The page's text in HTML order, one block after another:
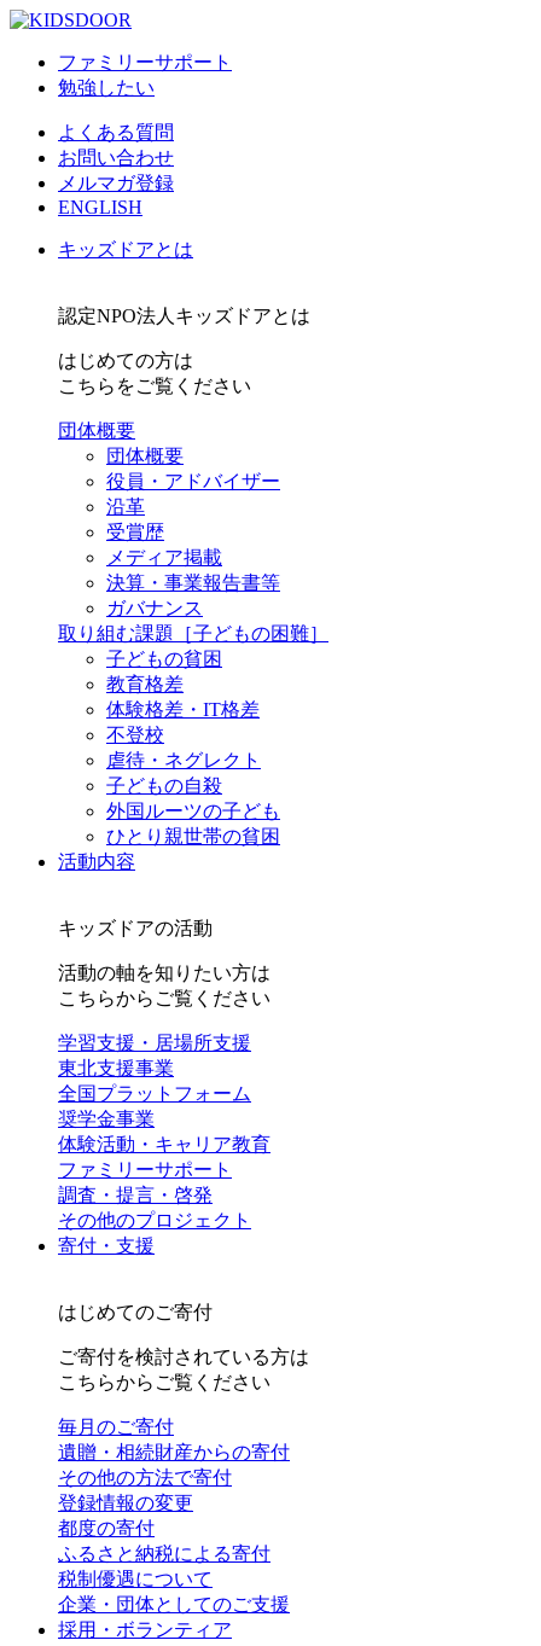
ファミリーサポート
勉強したい
よくある質問
お問い合わせ
メルマガ登録
ENGLISH
キッズドアとは
認定NPO法人キッズドアとは
はじめての方は
こちらをご覧ください
団体概要
団体概要
役員・アドバイザー
沿革
受賞歴
メディア掲載
決算・事業報告書等
ガバナンス
取り組む課題
［子どもの困難］
子どもの貧困
教育格差
体験格差・IT格差
不登校
虐待・ネグレクト
子どもの自殺
外国ルーツの子ども
ひとり親世帯の貧困
活動内容
キッズドアの活動
活動の軸を知りたい方は
こちらからご覧ください
学習支援・居場所支援
東北支援事業
全国プラットフォーム
奨学金事業
体験活動・キャリア教育
ファミリーサポート
調査・提言・啓発
その他のプロジェクト
寄付・支援
はじめてのご寄付
ご寄付を検討されている方は
こちらからご覧ください
毎月のご寄付
遺贈・相続財産からの寄付
その他の方法で寄付
登録情報の変更
都度の寄付
ふるさと納税による寄付
税制優遇について
企業・団体としてのご支援
採用・ボランティア